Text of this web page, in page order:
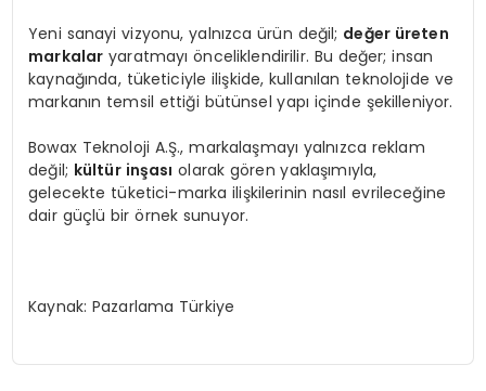
Yeni sanayi vizyonu, yalnızca ürün değil; değer üreten
markalar yaratmayı önceliklendirilir. Bu değer; insan
kaynağında, tüketiciyle ilişkide, kullanılan teknolojide ve
markanın temsil ettiği bütünsel yapı içinde şekilleniyor.
Bowax Teknoloji A.Ş., markalaşmayı yalnızca reklam
değil; kültür inşası olarak gören yaklaşımıyla,
gelecekte tüketici-marka ilişkilerinin nasıl evrileceğine
dair güçlü bir örnek sunuyor.
Kaynak: Pazarlama Türkiye